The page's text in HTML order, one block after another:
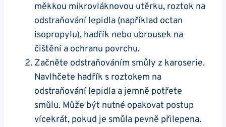
měkkou mikrovláknovou utěrku, roztok na⁤
odstraňování lepidla (například octan
isopropylu), ⁤hadřík nebo ​ubrousek na
čištění a ochranu povrchu.
Začněte odstraňováním smůly z karoserie.
Navlhčete hadřík s roztokem na
odstraňování​ lepidla a jemně potřete
smůlu. Může být nutné opakovat postup ​
vícekrát,‍ pokud je smůla pevně přilepena.